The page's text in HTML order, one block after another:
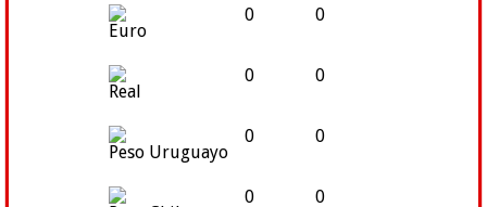
Euro
0 0
Real
0 0
Peso Uruguayo
0 0
0 0